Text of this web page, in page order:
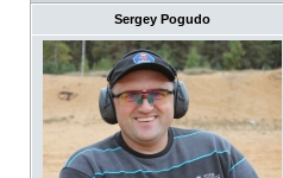
Sergey Pogudo